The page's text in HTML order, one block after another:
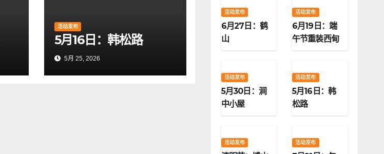
活动发布
5月16日：韩松路
5月 25, 2026
活动发布
6月27日：鹤
山
活动发布
6月19日：端
午节重装西甸
活动发布
5月30日：涧
中小屋
活动发布
5月16日：韩
松路
活动发布 活动发布